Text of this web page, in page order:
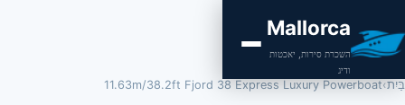
Mallorca
השכרת סירות, יאכטות
ודיג
בַּיִת›
11.63m/38.2ft Fjord 38 Express Luxury Powerboat